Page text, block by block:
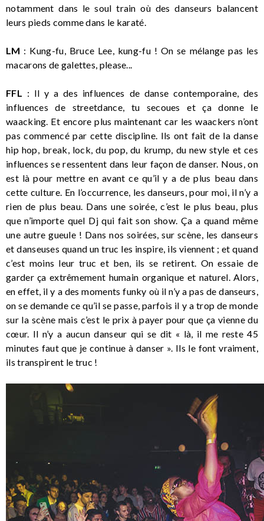
notamment dans le soul train où des danseurs balancent
leurs pieds comme dans le karaté.
LM : Kung-fu, Bruce Lee, kung-fu ! On se mélange pas les
macarons de galettes, please...
FFL
: Il y a des influences de danse contemporaine, des
influences de streetdance, tu secoues et ça donne le
waacking. Et encore plus maintenant car les waackers n’ont
pas commencé par cette discipline. Ils ont fait de la danse
hip hop, break, lock, du pop, du krump, du new style et ces
influences se ressentent dans leur façon de danser. Nous, on
est là pour mettre en avant ce qu’il y a de plus beau dans
cette culture. En l’occurrence, les danseurs, pour moi, il n’y a
rien de plus beau. Dans une soirée, c’est le plus beau, plus
que n’importe quel Dj qui fait son show. Ça a quand même
une autre gueule ! Dans nos soirées, sur scène, les danseurs
et danseuses quand un truc les inspire, ils viennent ; et quand
c’est moins leur truc et ben, ils se retirent. On essaie de
garder ça extrêmement humain organique et naturel. Alors,
en effet, il y a des moments funky où il n’y a pas de danseurs,
on se demande ce qu’il se passe, parfois il y a trop de monde
sur la scène mais c’est le prix à payer pour que ça vienne du
cœur. Il n’y a aucun danseur qui se dit « là, il me reste 45
minutes faut que je continue à danser ». Ils le font vraiment,
ils transpirent le truc !